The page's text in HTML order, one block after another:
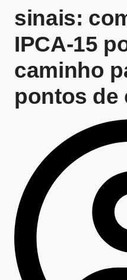
sinais:
IPCA‑15
caminho
pontos de